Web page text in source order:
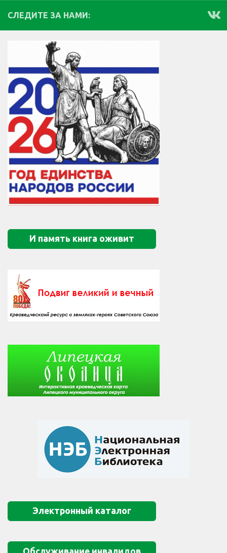
СЛЕДИТЕ ЗА НАМИ:
И память книга оживит
Электронный каталог